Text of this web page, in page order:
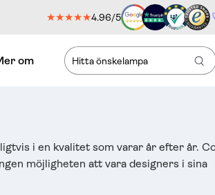
★★★★★4.96/5
Sök
om
i en kvalitet som varar år efter år.
möjligheten att vara designers i sina